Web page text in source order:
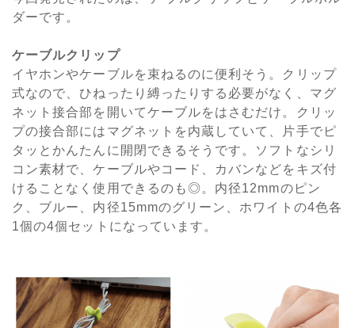
ダーです。
ケーブルクリップ
イヤホンやケーブルを束ねるのに便利そう。クリップ
式なので、ひねったり縛ったりする必要がなく、マグ
ネット接合部を開いてケーブルをはさむだけ。クリッ
プの接合部にはマグネットを内蔵していて、片手でピ
タッとかんたんに開閉できるそうです。ソフトなシリ
コン素材で、ケーブルやコード、カバンなどをキズ付
けることなく使用できるのも◎。内径12mmのピン
ク、ブルー、内径15mmのグリーン、ホワイトの4色各
1個の4個セットになっています。